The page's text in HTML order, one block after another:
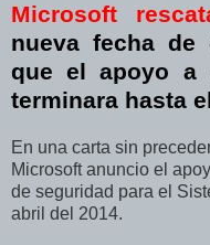
Microsoft
nueva fecha de
que el apoyo a
terminara hasta
En una carta sin
Microsoft anuncio el
de seguridad para el
abril del 2014.